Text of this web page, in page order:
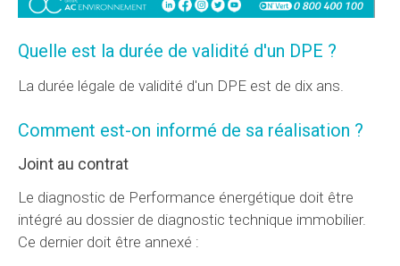
Quelle est la durée de validité d'un DPE ?
La durée légale de validité d'un DPE est de dix ans.
Comment est-on informé de sa réalisation ?
Joint au contrat
Le diagnostic de Performance énergétique doit être
intégré au dossier de diagnostic technique immobilier.
Ce dernier doit être annexé :